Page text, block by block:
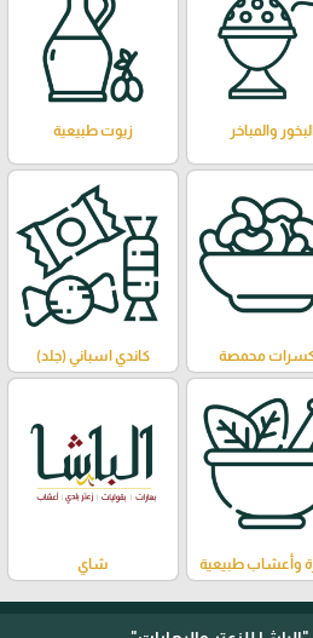
والمباخر زيوت طبيعية
محمصة كاندي اسباني (جلد)
وأعشاب طبيعية شاي